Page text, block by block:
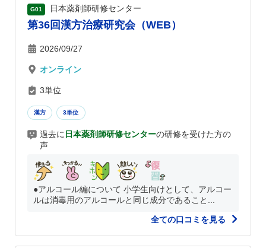
G01 日本薬剤師研修センター
第36回漢方治療研究会（WEB）
2026/09/27
オンライン
3単位
漢方 3単位
過去に 日本薬剤師研修センターの研修を受けた方の
声
●アルコール編について 小学生向けとして、アルコー
ルは消毒用のアルコールと同じ成分であること...
全ての口コミを見る